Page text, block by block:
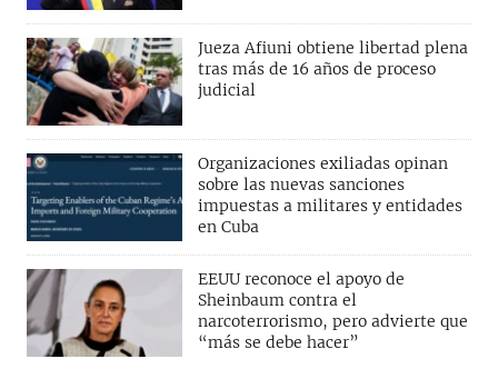
Jueza Afiuni obtiene libertad plena
tras más de 16 años de proceso
judicial
Organizaciones exiliadas opinan
sobre las nuevas sanciones
impuestas a militares y entidades
en Cuba
EEUU reconoce el apoyo de
Sheinbaum contra el
narcoterrorismo, pero advierte que
“más se debe hacer”